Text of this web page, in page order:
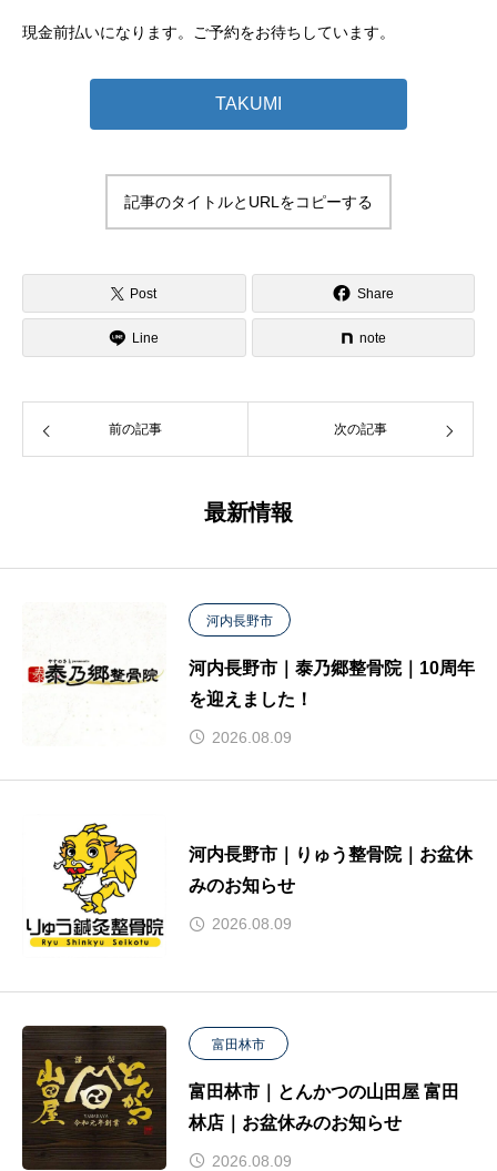
現金前払いになります。ご予約をお待ちしています。
TAKUMI
記事のタイトルとURLをコピーする
Post Share
Line note
前の記事 次の記事
最新情報
河内長野市
河内長野市｜泰乃郷整骨院｜10周年
を迎えました！
2026.08.09
河内長野市｜りゅう整骨院｜お盆休
みのお知らせ
2026.08.09
富田林市
富田林市｜とんかつの山田屋 富田
林店｜お盆休みのお知らせ
2026.08.09